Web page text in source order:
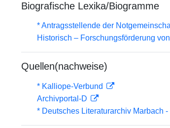
Biografische Lexika/Biogramme
* Antragsstellende der
Historisch – Forschungsförderung
Quellen(nachweise)
* Kalliope-Verbund
Archivportal-D
* Deutsches Literaturarchiv Marbach